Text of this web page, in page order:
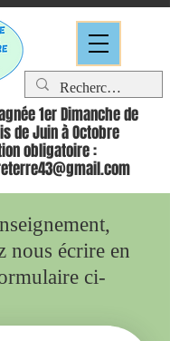
1er Dimanche de
de Juin à Octobre
obligatoire :
nous écrire en
ci-